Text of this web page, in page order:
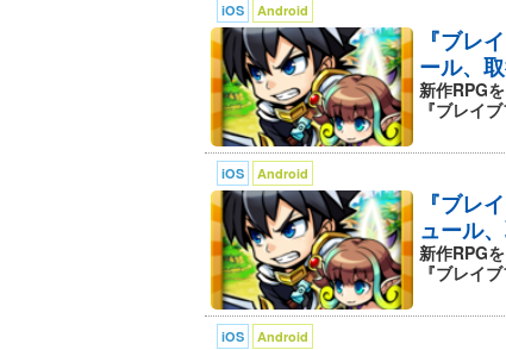
●「進化」や「強化」「召喚獣」
やすい育成」
●戦闘中に「リーダースキル」を
奥深いバトルを!!
◆◆◆価格◆◆◆
アプリ本体：無料
※一部有料アイテムがございます
不具合を修正いたしました。
iOS Android
『ブレ
ール、
新作RPG
『ブレイ
iOS Android
『ブレ
ュール
新作RPG
『ブレイ
iOS Android